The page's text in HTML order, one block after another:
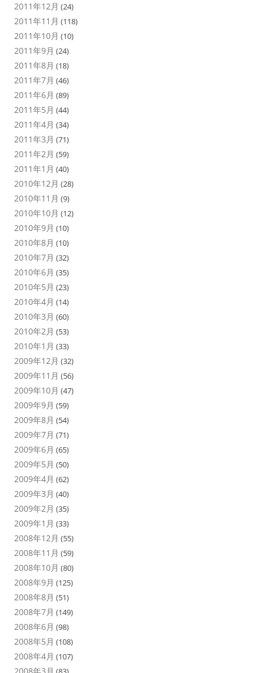
2011年12月 (24)
2011年11月 (118)
2011年10月 (10)
2011年9月 (24)
2011年8月 (18)
2011年7月 (46)
2011年6月 (89)
2011年5月 (44)
2011年4月 (34)
2011年3月 (71)
2011年2月 (59)
2011年1月 (40)
2010年12月 (28)
2010年11月 (9)
2010年10月 (12)
2010年9月 (10)
2010年8月 (10)
2010年7月 (32)
2010年6月 (35)
2010年5月 (23)
2010年4月 (14)
2010年3月 (60)
2010年2月 (53)
2010年1月 (33)
2009年12月 (32)
2009年11月 (56)
2009年10月 (47)
2009年9月 (59)
2009年8月 (54)
2009年7月 (71)
2009年6月 (65)
2009年5月 (50)
2009年4月 (62)
2009年3月 (40)
2009年2月 (35)
2009年1月 (33)
2008年12月 (55)
2008年11月 (59)
2008年10月 (80)
2008年9月 (125)
2008年8月 (51)
2008年7月 (149)
2008年6月 (98)
2008年5月 (108)
2008年4月 (107)